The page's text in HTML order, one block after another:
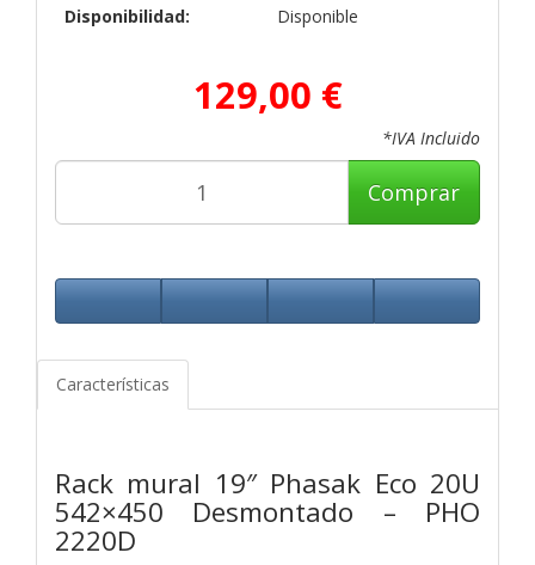
Disponibilidad:
Disponible
129,00 €
*IVA Incluido
Comprar
Características
Rack mural 19″ Phasak Eco 20U
542×450 Desmontado – PHO
2220D